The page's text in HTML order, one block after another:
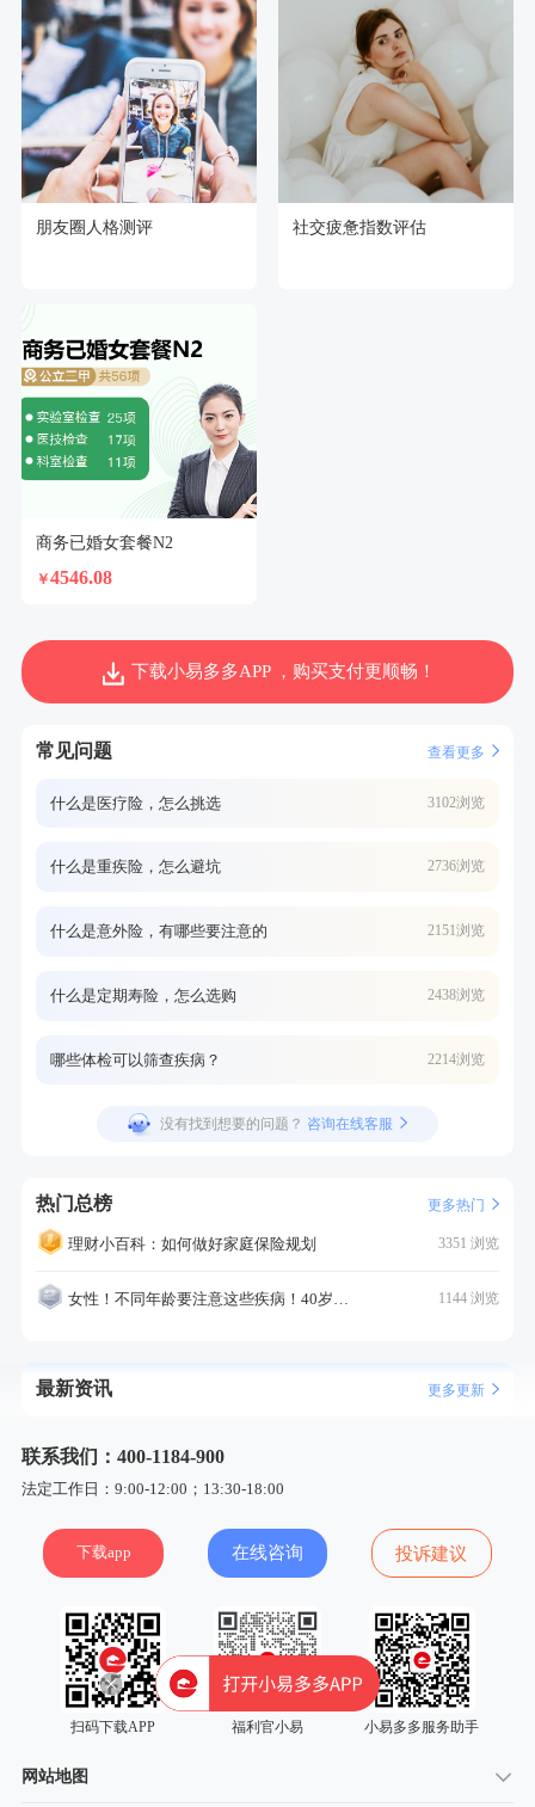
朋友圈人格测评 社交疲惫指数评估
商务已婚女套餐N2
￥4546.08
下载小易多多APP ，购买支付更顺畅！
常见问题 查看更多
什么是医疗险，怎么挑选 3102浏览
什么是重疾险，怎么避坑 2736浏览
什么是意外险，有哪些要注意的 2151浏览
什么是定期寿险，怎么选购 2438浏览
哪些体检可以筛查疾病？ 2214浏览
没有找到想要的问题？ 咨询在线客服
热门总榜 更多热门
理财小百科：如何做好家庭保险规划 3351 浏览
女性！不同年龄要注意这些疾病！40岁的这个疾病最需要注意！ 1144 浏览
最新资讯 更多更新
联系我们：400-1184-900
法定工作日：9:00-12:00；13:30-18:00
下载app 在线咨询 投诉建议
扫码下载APP 福利官小易 小易多多服务助手
网站地图